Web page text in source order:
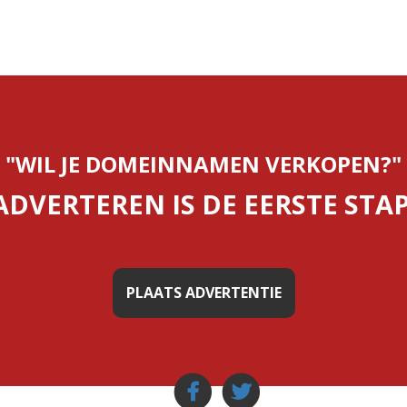
"WIL JE DOMEINNAMEN VERKOPEN?"
IS DE EERSTE
PLAATS ADVERTENTIE